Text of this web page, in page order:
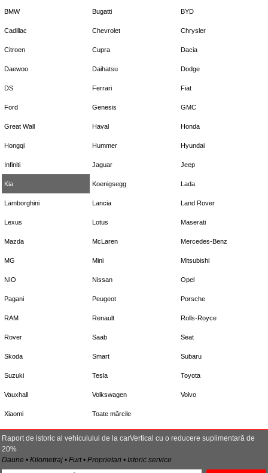
BMW Bugatti BYD
Cadillac Chevrolet Chrysler
Citroen Cupra Dacia
Daewoo Daihatsu Dodge
DS Ferrari Fiat
Ford Genesis GMC
Great Wall Haval Honda
Hongqi Hummer Hyundai
Infiniti Jaguar Jeep
Kia Koenigsegg Lada
Lamborghini Lancia Land Rover
Lexus Lotus Maserati
Mazda McLaren Mercedes-Benz
MG Mini Mitsubishi
NIO Nissan Opel
Pagani Peugeot Porsche
RAM Renault Rolls-Royce
Rover Saab Seat
Skoda Smart Subaru
Suzuki Tesla Toyota
Vauxhall Volkswagen Volvo
Xiaomi Toate mărcile
Raport de istoric al vehiculului de la carVertical cu o reducere suplimentară de
20%
Daune • Kilometraj • Furt • Proprietari • Istoric service